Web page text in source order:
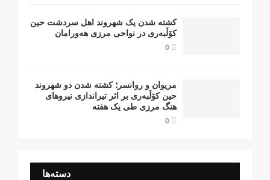
کشتە شدن یک شهروند اهل سردشت حین
کۆڵبەری در نواحی مرزی هەورامان
0
مریوان و روانسر؛ کشته شدن دو شهروند
حین کۆڵبەری بر اثر تیراندازی نیروهای
هنگ مرزی طی یک هفته
0
دسته‌ها